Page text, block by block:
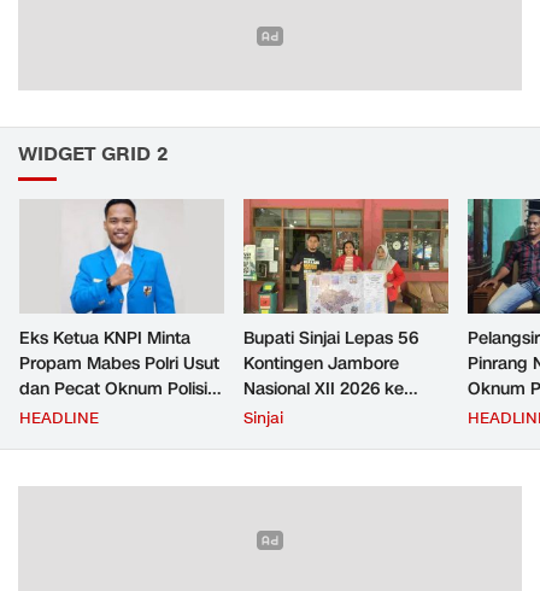
WIDGET GRID 2
Eks Ketua KNPI Minta
Propam Mabes Polri Usut
dan Pecat Oknum Polisi
Beking Pelangsir Solar di
HEADLINE
Bupati Sinjai Lepas 56
Kontingen Jambore
Nasional XII 2026 ke
Cibubur
Sinjai
Pinrang
Oknum
Rp2,5